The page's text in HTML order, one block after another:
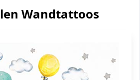
Wandtattoos